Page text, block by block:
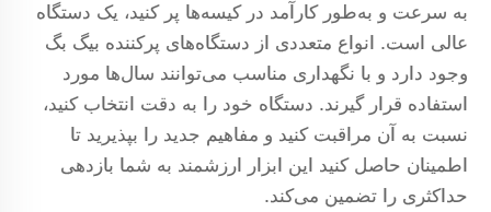
به سرعت و به‌طور کارآمد در کیسه‌ها پر کنید، یک دستگاه
عالی است. انواع متعددی از دستگاه‌های پرکننده بیگ بگ
وجود دارد و با نگهداری مناسب می‌توانند سال‌ها مورد
استفاده قرار گیرند. دستگاه خود را به دقت انتخاب کنید،
نسبت به آن مراقبت کنید و مفاهیم جدید را بپذیرید تا
اطمینان حاصل کنید این ابزار ارزشمند به شما بازدهی
حداکثری را تضمین می‌کند.